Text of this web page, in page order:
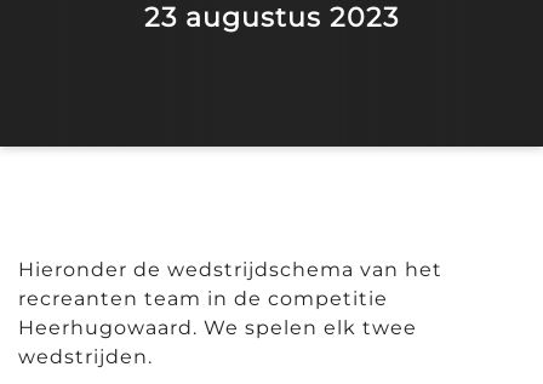
23 augustus 2023
Hieronder de wedstrijdschema van het
recreanten team in de competitie
Heerhugowaard. We spelen elk twee
wedstrijden.